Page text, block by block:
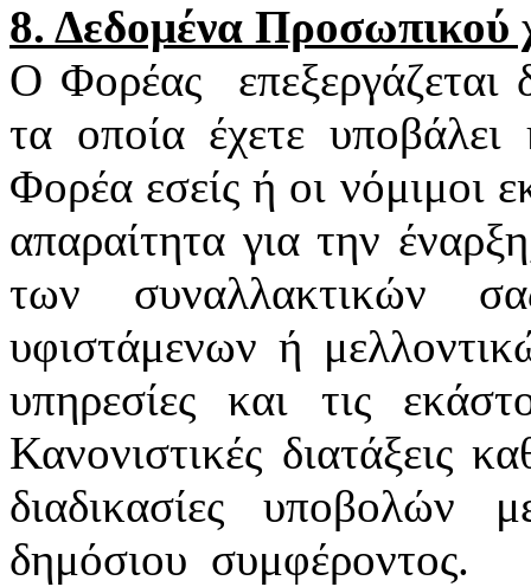
8. Δεδομένα Προσωπικού
Ο Φορέας
τα οποία έχετε
Φορέα εσείς ή οι νόμιμοι
απαραίτητα για την
των συναλλακτικών
υφιστάμενων ή
υπηρεσίες και τις
Κανονιστικές διατάξεις
διαδικασίες
δημόσιου συμφέροντος.